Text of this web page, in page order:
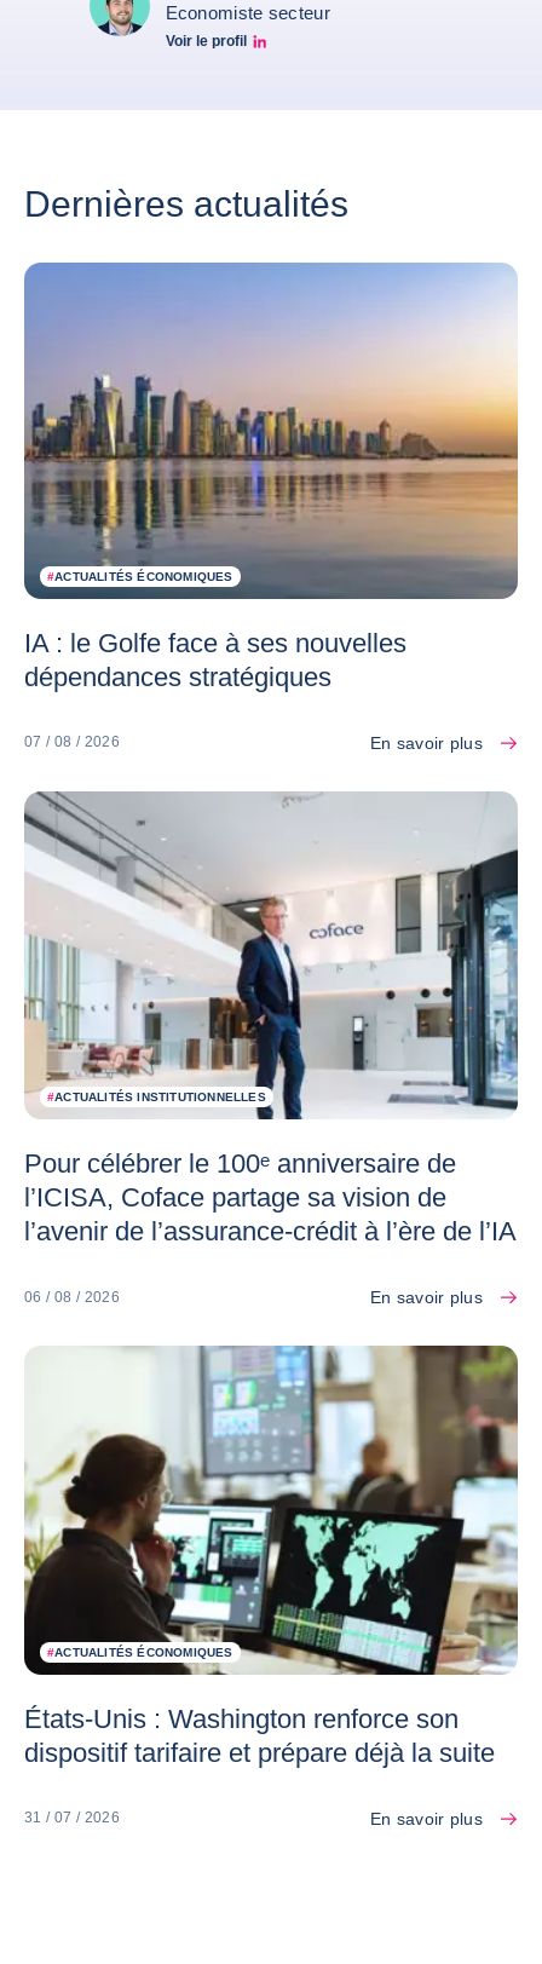
Economiste secteur
Voir le profil
Simon Lacoume linkedin
Dernières actualités
#ACTUALITÉS ÉCONOMIQUES
IA : le Golfe face à ses nouvelles
dépendances stratégiques
07 / 08 / 2026 En savoir plus
#ACTUALITÉS INSTITUTIONNELLES
Pour célébrer le 100ᵉ anniversaire de
l’ICISA, Coface partage sa vision de
l’avenir de l’assurance-crédit à l’ère de l’IA
06 / 08 / 2026 En savoir plus
#ACTUALITÉS ÉCONOMIQUES
États-Unis : Washington renforce son
dispositif tarifaire et prépare déjà la suite
31 / 07 / 2026 En savoir plus